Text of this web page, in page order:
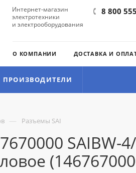
Интернет-магазин
электротехники
и электрооборудования
8 800
О КОМПАНИИ ДОСТАВКА И
ПРОИЗВОДИТЕЛИ
— Разъемы SAI
SAIBW-